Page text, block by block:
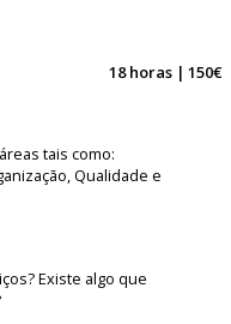
18 horas | 150€
tais como:
Qualidade e
Existe algo que